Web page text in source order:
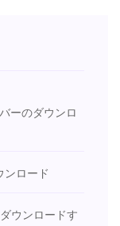
ーのダウンロ
ンロード
ウンロードす